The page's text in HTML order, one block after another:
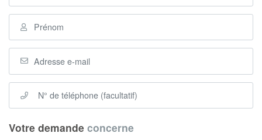
Votre demande concerne